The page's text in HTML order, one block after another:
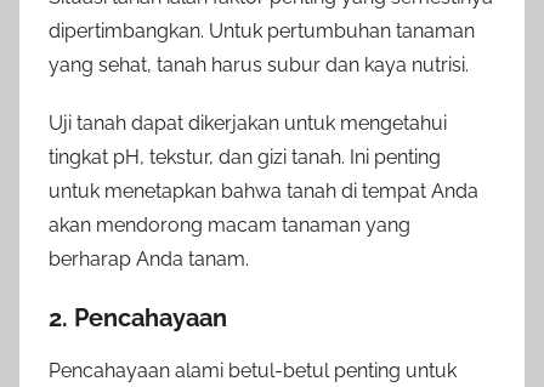
dipertimbangkan. Untuk pertumbuhan tanaman
yang sehat, tanah harus subur dan kaya nutrisi.
Uji tanah dapat dikerjakan untuk mengetahui
tingkat pH, tekstur, dan gizi tanah. Ini penting
untuk menetapkan bahwa tanah di tempat Anda
akan mendorong macam tanaman yang
berharap Anda tanam.
2. Pencahayaan
Pencahayaan alami betul-betul penting untuk